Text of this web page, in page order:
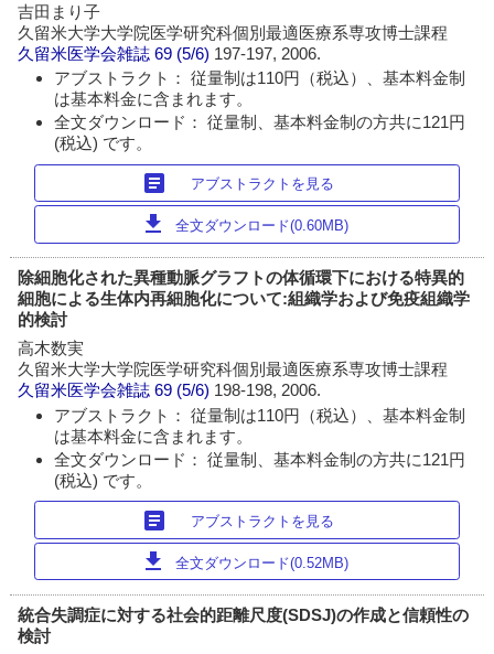
吉田まり子
久留米大学大学院医学研究科個別最適医療系専攻博士課程
久留米医学会雑誌 69 (5/6) 197-197, 2006.
アブストラクト： 従量制は110円（税込）、基本料金制
は基本料金に含まれます。
全文ダウンロード： 従量制、基本料金制の方共に121円
(税込) です。
article アブストラクトを見る
download 全文ダウンロード(0.60MB)
除細胞化された異種動脈グラフトの体循環下における特異的
細胞による生体内再細胞化について:組織学および免疫組織学
的検討
高木数実
久留米大学大学院医学研究科個別最適医療系専攻博士課程
久留米医学会雑誌 69 (5/6) 198-198, 2006.
アブストラクト： 従量制は110円（税込）、基本料金制
は基本料金に含まれます。
全文ダウンロード： 従量制、基本料金制の方共に121円
(税込) です。
article アブストラクトを見る
download 全文ダウンロード(0.52MB)
統合失調症に対する社会的距離尺度(SDSJ)の作成と信頼性の
検討